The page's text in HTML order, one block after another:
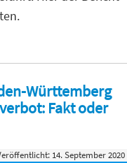
Württemberg
Fakt oder
14. September 2020